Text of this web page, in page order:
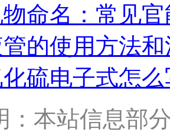
命名：常见
的使用方法
硫电子式怎
：本站信息部